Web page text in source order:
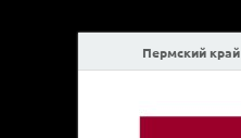
Пермский край